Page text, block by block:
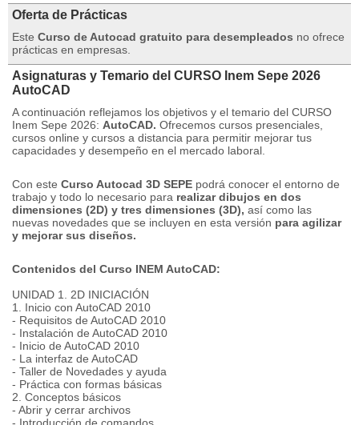
Oferta de Prácticas
Este Curso de Autocad gratuito para desempleados no ofrece
prácticas en empresas.
Asignaturas y Temario del CURSO Inem Sepe 2026
AutoCAD
A continuación reflejamos los objetivos y el temario del CURSO
Inem Sepe 2026: AutoCAD. Ofrecemos cursos presenciales,
cursos online y cursos a distancia para permitir mejorar tus
capacidades y desempeño en el mercado laboral.
Con este Curso Autocad 3D SEPE podrá conocer el entorno de
trabajo y todo lo necesario para realizar dibujos en dos
dimensiones (2D) y tres dimensiones (3D), así como las
nuevas novedades que se incluyen en esta versión para agilizar
y mejorar sus diseños.
Contenidos del Curso INEM AutoCAD:
UNIDAD 1. 2D INICIACIÓN
1. Inicio con AutoCAD 2010
- Requisitos de AutoCAD 2010
- Instalación de AutoCAD 2010
- Inicio de AutoCAD 2010
- La interfaz de AutoCAD
- Taller de Novedades y ayuda
- Práctica con formas básicas
2. Conceptos básicos
- Abrir y cerrar archivos